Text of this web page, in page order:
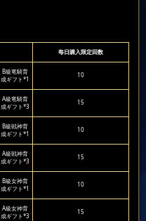
每日購入限定回数
B級竜騎育
成ギフト*1
10
A級竜騎育
成ギフト*3
15
B級戦神育
成ギフト*1
10
A級戦神育
成ギフト*3
15
B級女神育
成ギフト*1
10
A級女神育
成ギフト*3
15